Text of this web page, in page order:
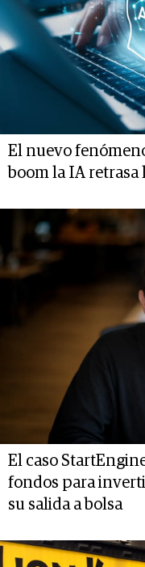
El nuevo
boom la IA retrasa
El caso
fondos para
su salida a bolsa